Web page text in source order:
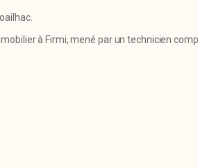
à Firmi, mené par un technicien